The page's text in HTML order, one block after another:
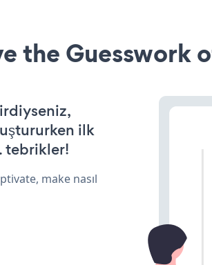
the Guesswork
ilk
tebrikler!
make nasıl